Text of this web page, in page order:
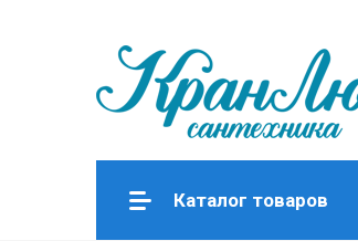
Каталог товаров